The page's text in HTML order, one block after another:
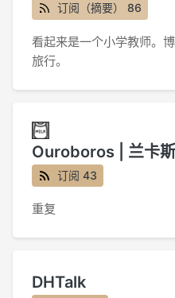
订阅（摘要） 86
看起来是一个小学教师。
旅行。
Ouroboros | 兰卡
订阅 43
重复
DHTalk